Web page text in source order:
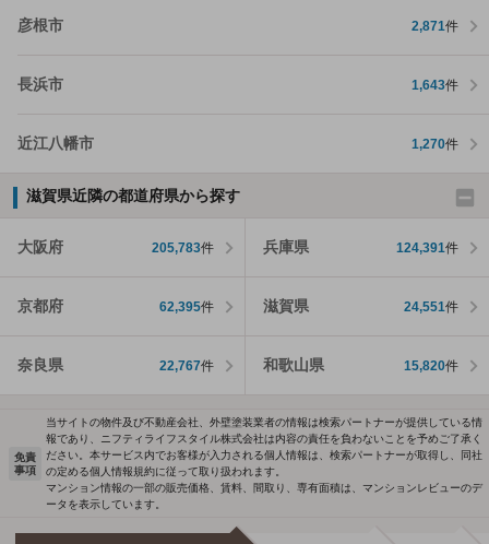
彦根市 2,871件
長浜市 1,643件
近江八幡市 1,270件
滋賀県近隣の都道府県から探す
大阪府 205,783件 兵庫県 124,391件
京都府 62,395件 滋賀県 24,551件
奈良県 22,767件 和歌山県 15,820件
免責
事項
当サイトの物件及び不動産会社、外壁塗装業者の情報は検索パートナーが提供している情
報であり、ニフティライフスタイル株式会社は内容の責任を負わないことを予めご了承く
ださい。本サービス内でお客様が入力される個人情報は、検索パートナーが取得し、同社
の定める個人情報規約に従って取り扱われます。
マンション情報の一部の販売価格、賃料、間取り、専有面積は、マンションレビューのデ
ータを表示しています。